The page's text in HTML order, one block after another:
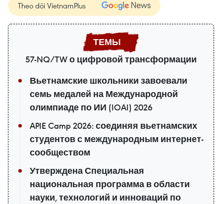
Theo dõi VietnamPlus
57-NQ/TW о цифровой трансформации
Вьетнамские школьники завоевали
семь медалей на Международной
олимпиаде по ИИ (IOAI) 2026
APIE Camp 2026: соединяя вьетнамских
студентов с международным интернет-
сообществом
Утверждена Специальная
национальная программа в области
науки, технологий и инноваций по